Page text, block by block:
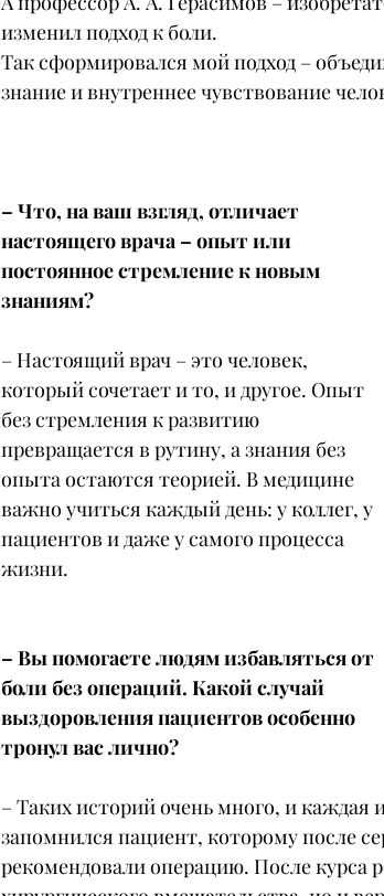
изменил подход к боли.
Так сформировался мой подход –
знание и внутреннее чувствование
– Что, на ваш взгляд, отличает
настоящего врача – опыт или
постоянное стремление к новым
знаниям?
– Настоящий врач – это человек,
который сочетает и то, и другое. Опыт
без стремления к развитию
превращается в рутину, а знания без
опыта остаются теорией. В медицине
важно учиться каждый день: у коллег, у
пациентов и даже у самого процесса
жизни.
– Вы помогаете людям избавляться от
боли без операций. Какой случай
выздоровления пациентов особенно
тронул вас лично?
– Таких историй очень много, и
запомнился пациент, которому после
рекомендовали операцию. После курса